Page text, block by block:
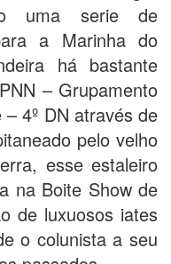
uma serie de
a Marinha do
há bastante
– Grupamento
4º DN através de
pelo velho
esse estaleiro
na Boite Show de
de luxuosos iates
o colunista a seu